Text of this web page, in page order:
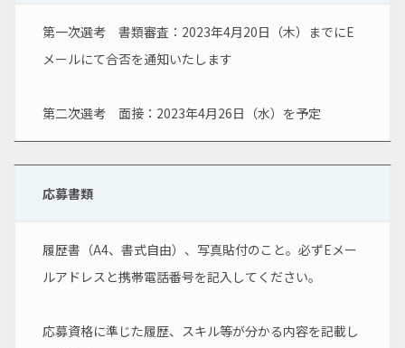
第一次選考　書類審査：2023年4月20日（木）までにE
メールにて合否を通知いたします
第二次選考　面接：2023年4月26日（水）を予定
応募書類
履歴書（A4、書式自由）、写真貼付のこと。必ずEメー
ルアドレスと携帯電話番号を記入してください。
応募資格に準じた履歴、スキル等が分かる内容を記載し